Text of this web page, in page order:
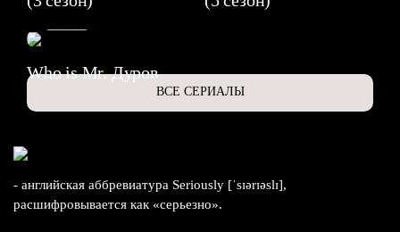
Who is Mr. Дуров
ВСЕ СЕРИАЛЫ
- английская аббревиатура Seriously [ˈsɪərɪəslɪ],
расшифровывается как «серьезно».